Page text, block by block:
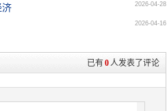
济 2026-04-28
2026-04-16
已有0人发表了评论